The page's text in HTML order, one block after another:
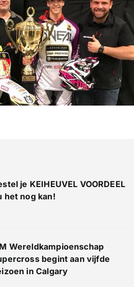
je KEIHEUVEL VOORDEEL
het nog kan!
Wereldkampioenschap
begint aan vijfde
in Calgary